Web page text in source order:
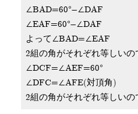
∠BAD=60°-∠DAF
∠EAF=60°-∠DAF
よって∠BAD=∠EAF
2組の角がそれぞれ等しい
∠DCF=∠AEF=60°
∠DFC=∠AFE(対頂角)
2組の角がそれぞれ等しい